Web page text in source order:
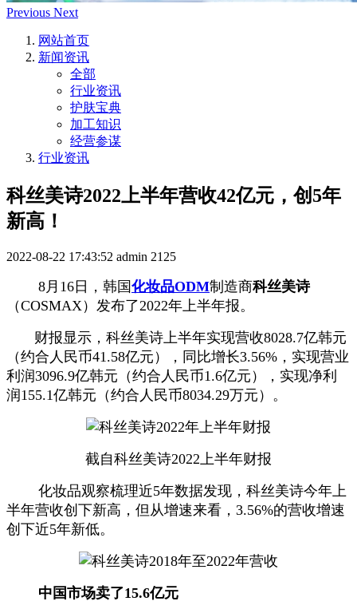
Previous Next
网站首页
新闻资讯
全部
行业资讯
护肤宝典
加工知识
经营参谋
行业资讯
科丝美诗2022上半年营收42亿元，创5年
新高！
2022-08-22 17:43:52 admin 2125
8月16日，韩国化妆品ODM制造商科丝美诗
（COSMAX）发布了2022年上半年报。
财报显示，科丝美诗上半年实现营收8028.7亿韩元
（约合人民币41.58亿元），同比增长3.56%，实现营业
利润3096.9亿韩元（约合人民币1.6亿元），实现净利
润155.1亿韩元（约合人民币8034.29万元）。
截自科丝美诗2022上半年财报
化妆品观察梳理近5年数据发现，科丝美诗今年上
半年营收创下新高，但从增速来看，3.56%的营收增速
创下近5年新低。
中国市场卖了15.6亿元